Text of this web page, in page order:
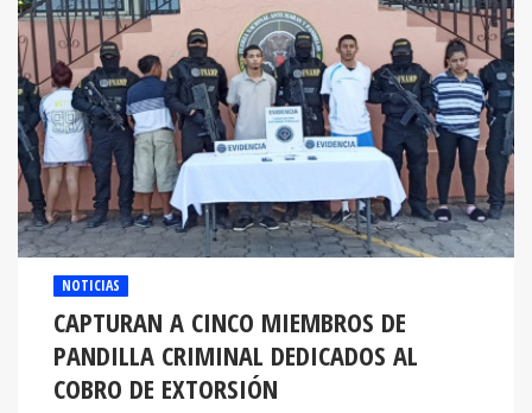
NOTICIAS
CAPTURAN A CINCO MIEMBROS DE
PANDILLA CRIMINAL DEDICADOS AL
COBRO DE EXTORSIÓN
En un operativo desarrollado en Comayagüela, las